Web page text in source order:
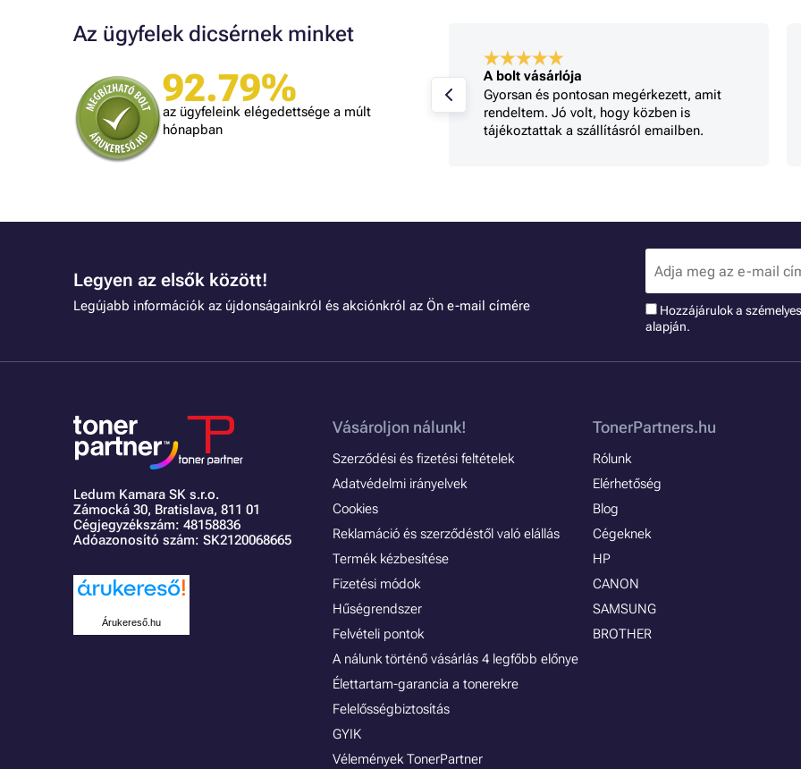
Az ügyfelek dicsérnek minket
92.79%
az ügyfeleink elégedettsége a múlt
hónapban
Judit
A kiszállítás kicsit lassú volt, egyébként
mindennel meg vagyok elégedve!
A bolt vásárlója
Gyorsan és pontosan megérkezett, amit
rendeltem. Jó volt, hogy közben is
tájékoztattak a szállításról emailben.
Legyen az elsők között!
Legújabb információk az újdonságainkról és akciónkról az Ön e-mail címére Hozzájárulok a
alapján.
Ledum Kamara SK s.r.o.
Zámocká 30, Bratislava, 811 01
Cégjegyzékszám: 48158836
Adóazonosító szám: SK2120068665
Árukereső.hu
Vásároljon nálunk!
Szerződési és fizetési feltételek
Adatvédelmi irányelvek
Cookies
Reklamáció és szerződéstől való elállás
Termék kézbesítése
Fizetési módok
Hűségrendszer
Felvételi pontok
A nálunk történő vásárlás 4 legfőbb előnye
Élettartam-garancia a tonerekre
Felelősségbiztosítás
GYIK
Vélemények TonerPartner
TonerPartners.hu
Rólunk
Elérhetőség
Blog
Cégeknek
HP
CANON
SAMSUNG
BROTHER